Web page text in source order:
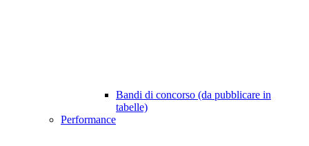
Bandi di concorso (da pubblicare in
tabelle)
Performance